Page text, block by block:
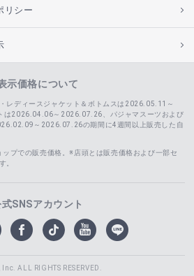
リシー
示価格について
レディースジャケット＆ボトムスは2026.05.11～
は2026.04.06～2026.07.26、
パジャマスーツおよび
～2026.07.26の期間に4週間以上販売した自
プでの販売価格。※店頭とは販売価格および一部セ
。
SNSアカウント
ALL RIGHTS RESERVED.